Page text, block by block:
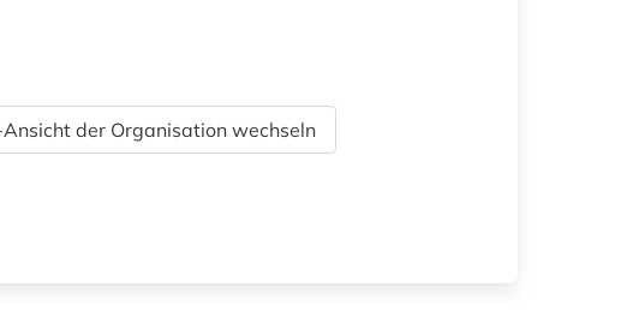
der Organisation wechseln